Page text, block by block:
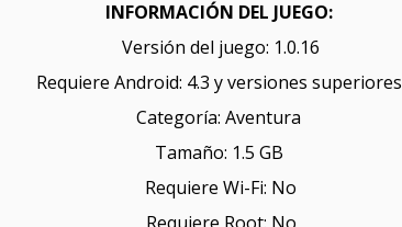
INFORMACIÓN DEL JUEGO:
Versión del juego: 1.0.16
Requiere Android: 4.3 y versiones superiores
Categoría: Aventura
Tamaño: 1.5 GB
Requiere Wi-Fi: No